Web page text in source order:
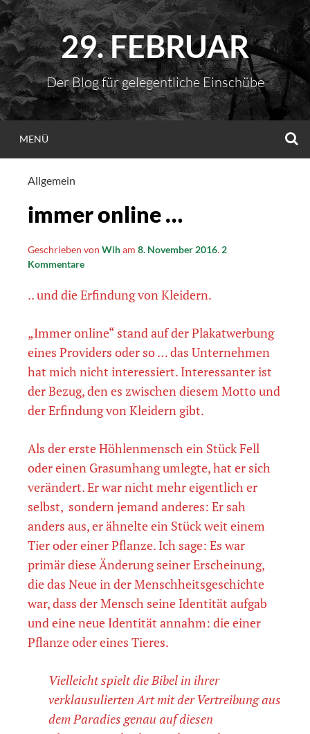
Zum
Inhalt
springen
29. FEBRUAR
Der Blog für gelegentliche Einschübe
MENÜ
Allgemein
immer online …
Geschrieben von Wiham 8. November 2016. 2
Kommentare
.. und die Erfindung von Kleidern.
„Immer online“ stand auf der Plakatwerbung
eines Providers oder so … das Unternehmen
hat mich nicht interessiert. Interessanter ist
der Bezug, den es zwischen diesem Motto und
der Erfindung von Kleidern gibt.
Als der erste Höhlenmensch ein Stück Fell
oder einen Grasumhang umlegte, hat er sich
verändert. Er war nicht mehr eigentlich er
selbst, sondern jemand anderes: Er sah
anders aus, er ähnelte ein Stück weit einem
Tier oder einer Pflanze. Ich sage: Es war
primär diese Änderung seiner Erscheinung,
die das Neue in der Menschheitsgeschichte
war, dass der Mensch seine Identität aufgab
und eine neue Identität annahm: die einer
Pflanze oder eines Tieres.
Vielleicht spielt die Bibel in ihrer
verklausulierten Art mit der Vertreibung aus
dem Paradies genau auf diesen